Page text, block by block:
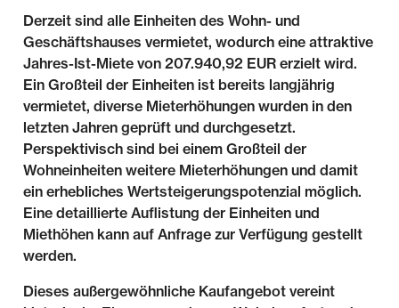
Derzeit sind alle Einheiten des Wohn- und
Geschäftshauses vermietet, wodurch eine attraktive
Jahres-Ist-Miete von 207.940,92 EUR erzielt wird.
Ein Großteil der Einheiten ist bereits langjährig
vermietet, diverse Mieterhöhungen wurden in den
letzten Jahren geprüft und durchgesetzt.
Perspektivisch sind bei einem Großteil der
Wohneinheiten weitere Mieterhöhungen und damit
ein erhebliches Wertsteigerungspotenzial möglich.
Eine detaillierte Auflistung der Einheiten und
Miethöhen kann auf Anfrage zur Verfügung gestellt
werden.
Dieses außergewöhnliche Kaufangebot vereint